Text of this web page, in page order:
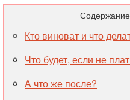
Содержание
Кто виноват и что
Что будет, если не
А что же после?